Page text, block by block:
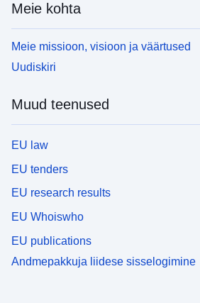
Meie kohta
Meie missioon, visioon ja väärtused
Uudiskiri
Muud teenused
EU law
EU tenders
EU research results
EU Whoiswho
EU publications
Andmepakkuja liidese sisselogimine